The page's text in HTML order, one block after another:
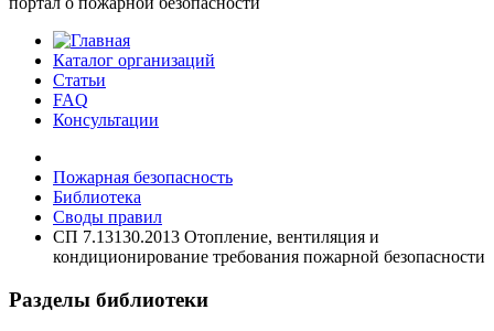
Каталог организаций
Статьи
FAQ
Консультации
Пожарная безопасность
Библиотека
Своды правил
СП 7.13130.2013 Отопление, вентиляция и
кондиционирование требования пожарной безопасности
Разделы библиотеки